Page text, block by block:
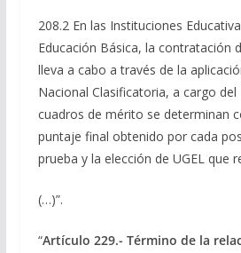
208.2 En las Instituciones
Educación Básica, la contratación
lleva a cabo a través de la
Nacional Clasificatoria, a cargo del
cuadros de mérito se determinan
puntaje final obtenido por cada
prueba y la elección de UGEL que
(…)”.
“Artículo 229.- Término de la